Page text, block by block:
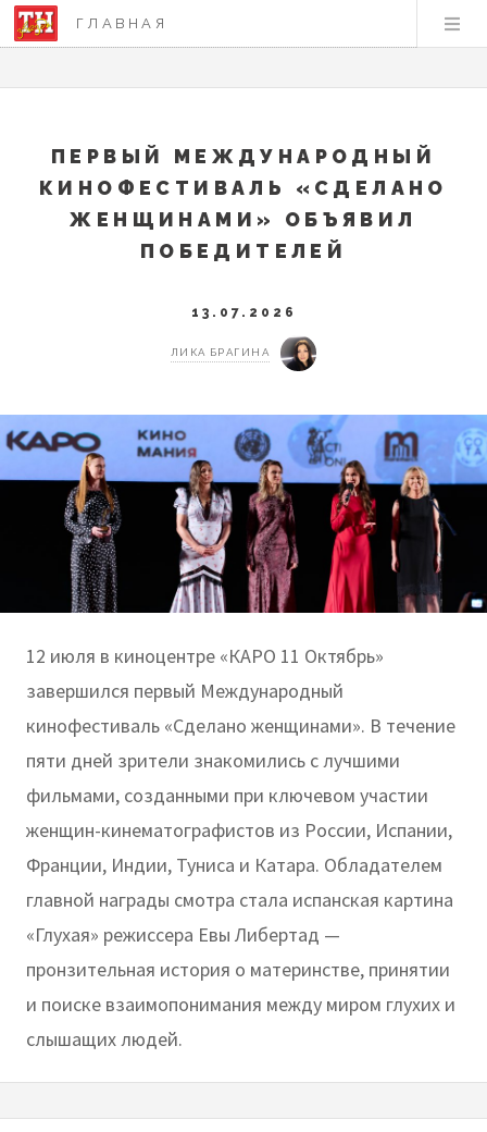
ГЛАВНАЯ
ПЕРВЫЙ МЕЖДУНАРОДНЫЙ
КИНОФЕСТИВАЛЬ «СДЕЛАНО
ЖЕНЩИНАМИ» ОБЪЯВИЛ
ПОБЕДИТЕЛЕЙ
13.07.2026
ЛИКА БРАГИНА
12 июля в киноцентре «КАРО 11 Октябрь»
завершился первый Международный
кинофестиваль «Сделано женщинами». В течение
пяти дней зрители знакомились с лучшими
фильмами, созданными при ключевом участии
женщин-кинематографистов из России, Испании,
Франции, Индии, Туниса и Катара. Обладателем
главной награды смотра стала испанская картина
«Глухая» режиссера Евы Либертад —
пронзительная история о материнстве, принятии
и поиске взаимопонимания между миром глухих и
слышащих людей.